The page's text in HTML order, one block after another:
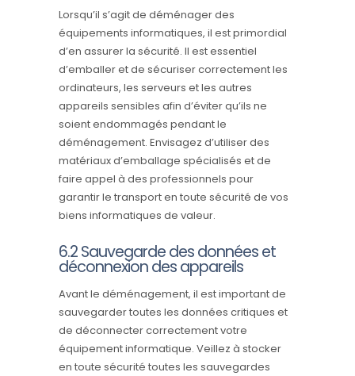
Lorsqu’il s’agit de déménager des
équipements informatiques, il est primordial
d’en assurer la sécurité. Il est essentiel
d’emballer et de sécuriser correctement les
ordinateurs, les serveurs et les autres
appareils sensibles afin d’éviter qu’ils ne
soient endommagés pendant le
déménagement. Envisagez d’utiliser des
matériaux d’emballage spécialisés et de
faire appel à des professionnels pour
garantir le transport en toute sécurité de vos
biens informatiques de valeur.
6.2 Sauvegarde des données et
déconnexion des appareils
Avant le déménagement, il est important de
sauvegarder toutes les données critiques et
de déconnecter correctement votre
équipement informatique. Veillez à stocker
en toute sécurité toutes les sauvegardes